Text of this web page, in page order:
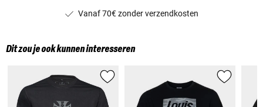
Vanaf 70€ zonder verzendkosten
Dit zou je ook kunnen interesseren